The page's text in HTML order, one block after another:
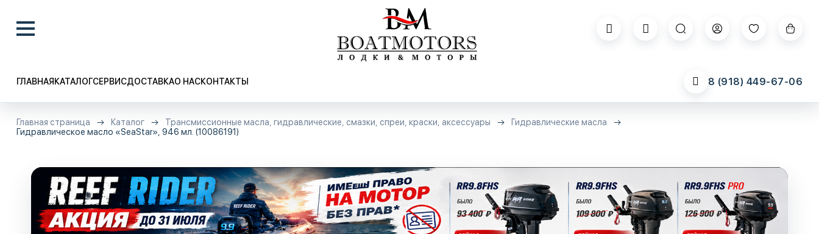
ГЛАВНАЯ КАТАЛОГСЕРВИСДОСТАВКАО НАСКОНТАКТЫ 8 (918) 449-67-06
Главная страница Каталог Трансмиссионные масла, гидравлические, смазки, спреи, краски, аксессуары
Гидравлические масла
Гидравлическое масло «SeaStar», 946 мл. (10086191)